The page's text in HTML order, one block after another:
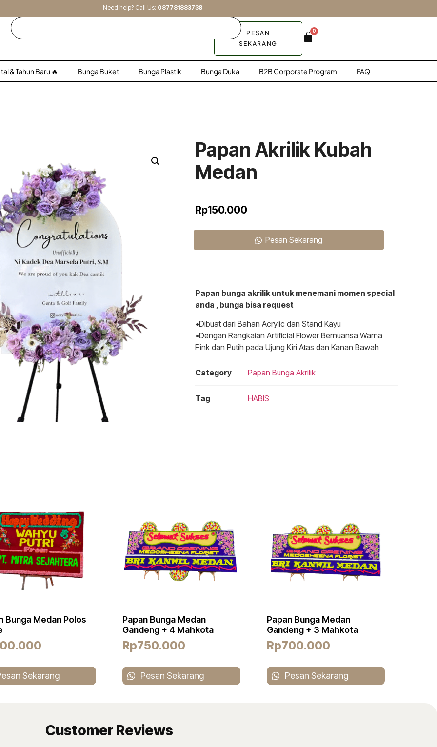
Need help? Call Us: 087781883738
PESAN
SEKARANG
0
& Tahun Baru 🔥 Bunga Buket Bunga Plastik Bunga Duka B2B Corporate Program FAQ
Papan Akrilik Kubah
Medan
Rp150.000
Pesan Sekarang
Papan bunga akrilik untuk menemani momen special
anda , bunga bisa request
•Dibuat dari Bahan Acrylic dan Stand Kayu
•Dengan Rangkaian Artificial Flower Bernuansa Warna
Pink dan Putih pada Ujung Kiri Atas dan Kanan Bawah
Category Papan Bunga Akrilik
Tag HABIS
Bunga Medan Polos
Sekarang
Papan Bunga Medan
Gandeng + 4 Mahkota
Rp750.000
Pesan Sekarang
Papan Bunga Medan
Gandeng + 3 Mahkota
Rp700.000
Pesan Sekarang
Customer Reviews